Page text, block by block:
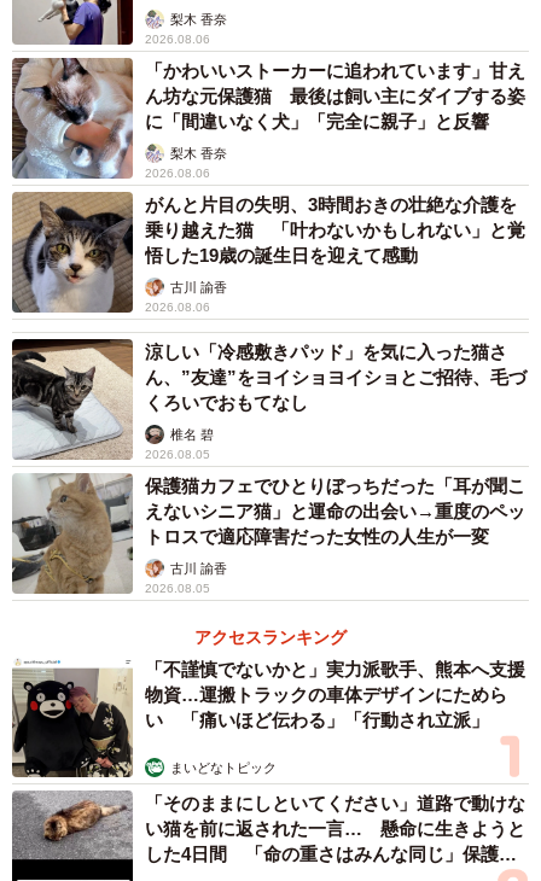
梨木 香奈
2026.08.06
「かわいいストーカーに追われています」甘え
ん坊な元保護猫 最後は飼い主にダイブする姿
に「間違いなく犬」「完全に親子」と反響
梨木 香奈
2026.08.06
がんと片目の失明、3時間おきの壮絶な介護を
乗り越えた猫 「叶わないかもしれない」と覚
悟した19歳の誕生日を迎えて感動
古川 諭香
2026.08.06
涼しい「冷感敷きパッド」を気に入った猫さ
ん、”友達”をヨイショヨイショとご招待、毛づ
くろいでおもてなし
椎名 碧
2026.08.05
保護猫カフェでひとりぼっちだった「耳が聞こ
えないシニア猫」と運命の出会い→重度のペッ
トロスで適応障害だった女性の人生が一変
古川 諭香
2026.08.05
アクセスランキング
「不謹慎でないかと」実力派歌手、熊本へ支援
物資…運搬トラックの車体デザインにためら
い 「痛いほど伝わる」「行動され立派」
まいどなトピック
「そのままにしといてください」道路で動けな
い猫を前に返された一言… 懸命に生きようと
した4日間 「命の重さはみんな同じ」保護団